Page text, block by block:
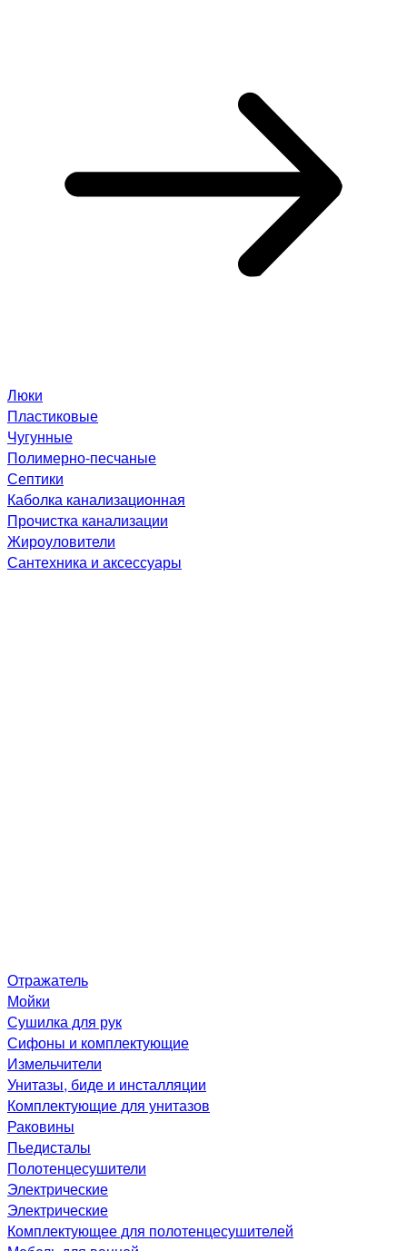
Люки
Пластиковые
Чугунные
Полимерно-песчаные
Септики
Каболка канализационная
Прочистка канализации
Жироуловители
Сантехника и аксессуары
Отражатель
Мойки
Сушилка для рук
Сифоны и комплектующие
Измельчители
Унитазы, биде и инсталляции
Комплектующие для унитазов
Раковины
Пьедисталы
Полотенцесушители
Электрические
Электрические
Комплектующее для полотенцесушителей